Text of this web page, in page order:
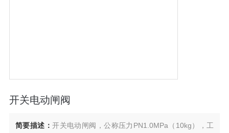
开关电动闸阀
简要描述：开关电动闸阀，公称压力PN1.0MPa（10kg），工